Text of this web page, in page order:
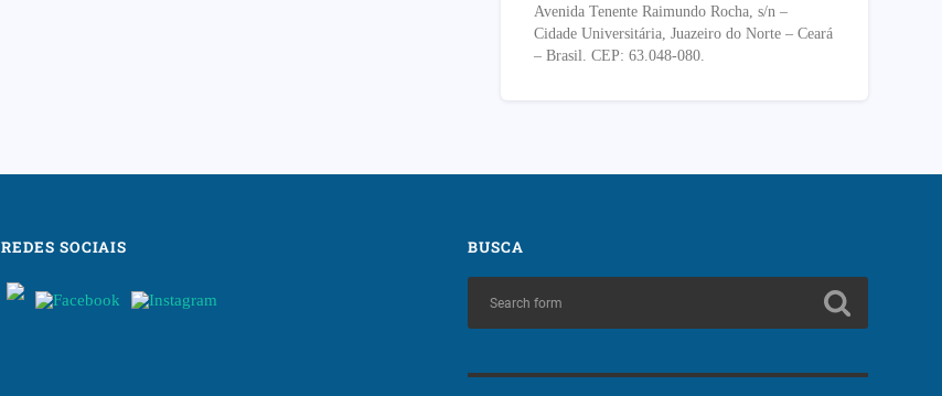
Avenida Tenente Raimundo Rocha, s/n –
Cidade Universitária, Juazeiro do Norte – Ceará
– Brasil. CEP: 63.048-080.
REDES SOCIAIS BUSCA